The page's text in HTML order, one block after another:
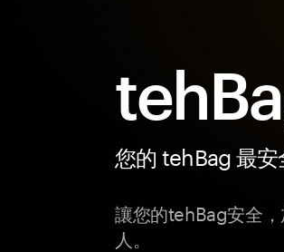
您的 tehBag 最
讓您的tehBag安全
人。